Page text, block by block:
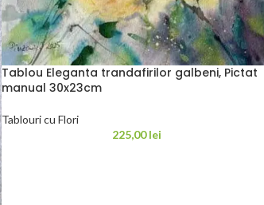
Tablou Eleganta trandafirilor galbeni, Pictat
manual 30x23cm
Tablouri cu Flori
225,00lei